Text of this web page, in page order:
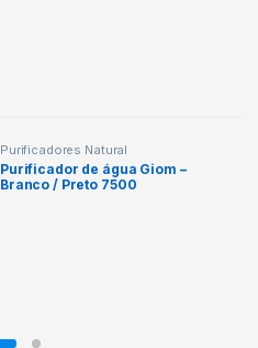
Purificadores Natural
Purificador de água Giom –
Branco / Preto 7500